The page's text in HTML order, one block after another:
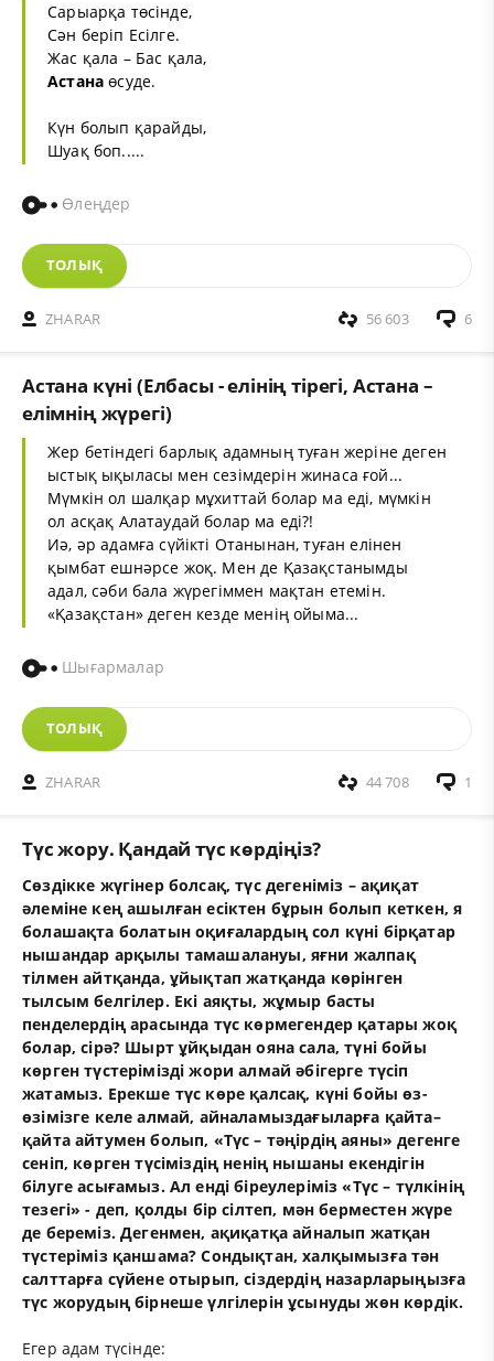
Сарыарқа төсінде,
Сән беріп Есілге.
Жас қала – Бас қала,
Астана өсуде.
Күн болып қарайды,
Шуақ боп.....
Өлеңдер
ТОЛЫҚ
ZHARAR 6
56 603
Астана күні (Елбасы - елінің тірегі, Астана –
елімнің жүрегі)
Жер бетіндегі барлық адамның туған жеріне деген
ыстық ықыласы мен сезімдерін жинаса ғой...
Мүмкін ол шалқар мұхиттай болар ма еді, мүмкін
ол асқақ Алатаудай болар ма еді?!
Иә, әр адамға сүйікті Отанынан, туған елінен
қымбат ешнәрсе жоқ. Мен де Қазақстанымды
адал, сәби бала жүрегіммен мақтан етемін.
«Қазақстан» деген кезде менің ойыма...
Шығармалар
ТОЛЫҚ
ZHARAR 1
44 708
Түс жору. Қандай түс көрдіңіз?
Сөздікке жүгінер болсақ, түс дегеніміз – ақиқат
әлеміне кең ашылған есіктен бұрын болып кеткен, я
болашақта болатын оқиғалардың сол күні бірқатар
нышандар арқылы тамашалануы, яғни жалпақ
тілмен айтқанда, ұйықтап жатқанда көрінген
тылсым белгілер. Екі аяқты, жұмыр басты
пенделердің арасында түс көрмегендер қатары жоқ
болар, сірә? Шырт ұйқыдан ояна сала, түні бойы
көрген түстерімізді жори алмай әбігерге түсіп
жатамыз. Ерекше түс көре қалсақ, күні бойы өз-
өзімізге келе алмай, айналамыздағыларға қайта–
қайта айтумен болып, «Түс – тәңірдің аяны» дегенге
сеніп, көрген түсіміздің ненің нышаны екендігін
білуге асығамыз. Ал енді біреулеріміз «Түс – түлкінің
тезегі» - деп, қолды бір сілтеп, мән берместен жүре
де береміз. Дегенмен, ақиқатқа айналып жатқан
түстеріміз қаншама? Сондықтан, халқымызға тән
салттарға сүйене отырып, сіздердің назарларыңызға
түс жорудың бірнеше үлгілерін ұсынуды жөн көрдік.
Егер адам түсінде: